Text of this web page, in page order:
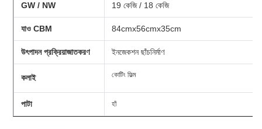
GW / NW 19 কেজি / 18 কেজি
যাও CBM 84cmx56cmx35cm
উৎপাদন প্রক্রিয়াজাতকরণ ইনজেকশন ছাঁচনির্মাণ
কলাই কোটিং ফিল্ম
পাটা হাঁ